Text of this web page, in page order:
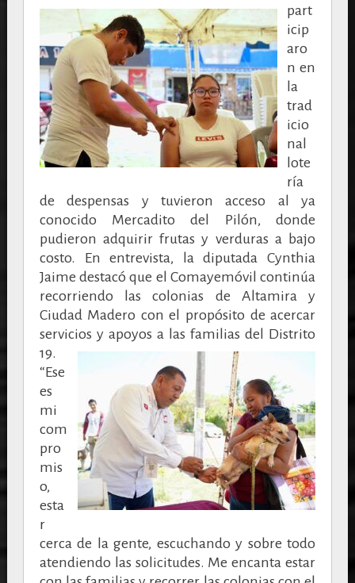
part
icip
aro
n en
la
trad
icio
nal
lote
ría
de despensas y tuvieron acceso al ya
conocido Mercadito del Pilón, donde
pudieron adquirir frutas y verduras a bajo
costo. En entrevista, la diputada Cynthia
Jaime destacó que el Comayemóvil continúa
recorriendo las colonias de Altamira y
Ciudad Madero con el propósito de acercar
servicios y apoyos a las familias del Distrito
19.
“Ese
es
mi
com
pro
mis
o,
esta
r
cerca de la gente, escuchando y sobre todo
atendiendo las solicitudes. Me encanta estar